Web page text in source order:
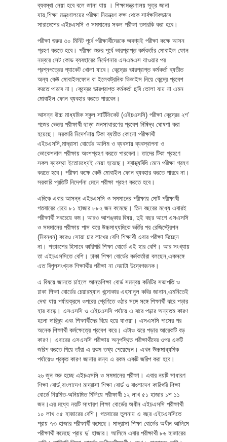
ব্যবস্থা নেয়া হবে বলে জানা যায় । শিক্ষামন্ত্রণালয় সূত্র জানা
যায়,শিক্ষা মন্ত্রণালয়ের পরীক্ষা নিয়ন্ত্রণ কক্ষ থেকে সার্বক্ষণিকভাবে
সারাদেশের এইচএসসি ও সমমানের সকল পরীক্ষা তদারকি করা হবে।
পরীক্ষা শুরুর ৩০ মিনিট পূর্বে পরীক্ষার্থীদেরকে অবশ্যই পরীক্ষা কক্ষে আসন
গ্রহণ করতে হবে। পরীক্ষা শুরুর পূর্বে ভারপ্রাপ্ত কর্মকর্তার মোবাইল ফোন
নম্বরে সেট কোড ব্যবহারের নির্দেশনার এসএমএস যাওয়ার পর
প্রশ্নপত্রের প্যাকেট খোলা যাবে। কেন্দ্রের ভারপ্রাপ্ত কর্মকর্তা ব্যতীত
অন্য কেউ মোবাইলফোন বা ইলেকট্রনিক ডিভাইস নিয়ে কেন্দ্রে প্রবেশ
করতে পারবে না। কেন্দ্রের ভারপ্রাপ্ত কর্মকর্তা ছবি তোলা যায় না এমন
মোবাইল ফোন ব্যবহার করতে পারবেন।
আসন্ন উচ্চ মাধ্যমিক স্কুল সার্টিফিকেট (এইচএসসি) পরীক্ষা কেন্দ্রের ২শ’
গজের ভেতর পরীক্ষার্থী ছাড়া জনসাধারণের প্রবেশ নিষিদ্ধ ঘোষণা করা
হয়েছে। সরকারি নিদের্শনায় টিকা ব্যতীত কোনো পরীক্ষার্থী
এইচএসসি,মাদ্রাসা বোর্ডের আলিম ও ব্যবসায় ব্যবস্থাপনা ও
ভোকেশনাল পরীক্ষায় অংশগ্রহণ করতে পারবেনা। তাদের টিকা গ্রহণে
সকল ব্যবস্থা ইতোমধ্যেই নেয়া হয়েছে। স্বাস্থ্যবিধি মেনে পরীক্ষা গ্রহণ
করতে হবে। পরীক্ষা কক্ষে কেউ মোবাইল ফোন ব্যবহার করতে পারবে না।
সরকারি প্রতিটি নিদের্শনা মেনে পরীক্ষা গ্রহণ করতে হবে।
এদিকে এবার আসন্ন এইচএসসি ও সমমানের পরীক্ষায় মোট পরীক্ষার্থী
গতবারের চেয়ে ৮১ হাজার ৮৮২ জন কমেছে। তিন বছরের মধ্যে এবারই
পরীক্ষার্থী সবচেয়ে কম। আরও আশঙ্কার বিষয়, দুই বছর আগে এসএসসি
ও সমমানের পরীক্ষায় পাস করে উচ্চমাধ্যমিকে ভর্তির পর রেজিস্ট্রেশন
(নিবন্ধন) করেও সোয়া চার লাখের বেশি শিক্ষার্থী এবার পরীক্ষা দিচ্ছেন
না। শতাংশের হিসাবে কারিগরি শিক্ষা বোর্ডে এই হার বেশি। আর সংখ্যায়
তা এইচএসসিতে বেশি। ঢাকা শিক্ষা বোর্ডের কর্মকর্তারা বলছেন,একসঙ্গে
এত বিপুলসংখ্যক শিক্ষার্থীর পরীক্ষা না দেয়াটা উদ্বেগজনক।
এ বিষয়ে জানতে চাইলে আন্তশিক্ষা বোর্ড সমন্বয় কমিটির সভাপতি ও
ঢাকা শিক্ষা বোর্ডের চেয়ারম্যান খন্দোকার এহসানুল কবির জানান,এমনিতেই
দেখা যায় পর্যায়ক্রমে ওপরের শ্রেণিতে ওঠার সঙ্গে সঙ্গে শিক্ষার্থী ঝরে পড়ার
হার বাড়ে। এসএসসি ও এইচএসসি পর্যায়ে এ ঝরে পড়ার অন্যতম কারণ
হলো দারিদ্র্য এবং শিক্ষার্থীদের বিয়ে হয়ে যাওয়া। এসএসসি পাসের পর
অনেক শিক্ষার্থী কর্মক্ষেত্রে প্রবেশ করে। এটাও ঝরে পড়ার আরেকটি বড়
কারণ। এবারের এসএসসি পরীক্ষায় অনুপস্থিত পরীক্ষার্থীদের ওপর একটি
জরিপ করতে গিয়ে তাঁরা এ রকম তথ্য পেয়েছেন। এখন উচ্চমাধ্যমিক
পর্যায়েও প্রকৃত কারণ জানার জন্য এ রকম একটি জরিপ করা হবে।
২৬ জুন শুরু হচ্ছে এইচএসসি ও সমমানের পরীক্ষা। এবার নয়টি সাধারণ
শিক্ষা বোর্ড,বাংলাদেশ মাদ্রাসা শিক্ষা বোর্ড ও বাংলাদেশ কারিগরি শিক্ষা
বোর্ডে নিয়মিত-অনিয়মিত মিলিয়ে পরীক্ষার্থী ১২ লাখ ৫১ হাজার ১শ ১১
জন।এর মধ্যে নয়টি সাধারণ শিক্ষা বোর্ডের অধীন এইচএসসি পরীক্ষার্থী
১০ লাখ ৫৫ হাজারের বেশি। গতবারের তুলনায় এ বছর এইচএসসিতে
প্রায় ৭৩ হাজার পরীক্ষার্থী কমেছে। মাদ্রাসা শিক্ষা বোর্ডের অধীন আলিমে
পরীক্ষার্থী কমেছে প্রায় দু’ হাজার। আলিমে এবার পরীক্ষার্থী ৮৬ হাজারের